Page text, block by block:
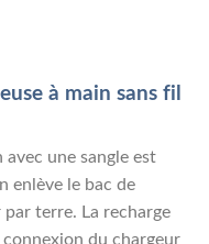
à main sans fil
une sangle est
enlève le bac de
terre. La recharge
du chargeur